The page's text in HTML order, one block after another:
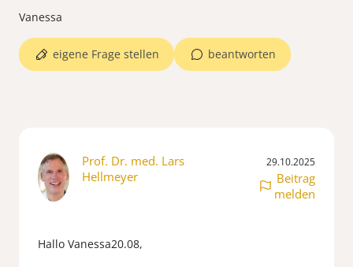
beantworten
eigene Frage stellen
Prof. Dr. med. Lars
Hellmeyer
29.10.2025
Beitrag
melden
Hallo Vanessa20.08,